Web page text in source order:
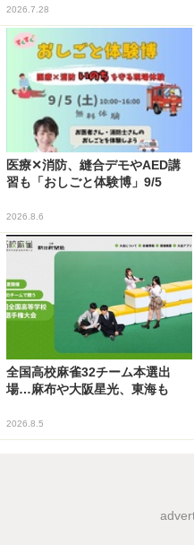
2026.7.28
医療✕消防、縫合デモやAED講
習も「おしごと体験博」9/5
2026.8.6
全国高校麻雀32チーム本選出
場…麻布や大阪星光、東海も
2026.8.5